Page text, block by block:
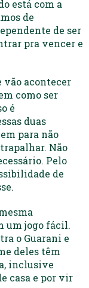
está com a
de
de ser
pra vencer e
vão acontecer
como ser
é
duas
para não
Não
Pelo
de
um jogo fácil.
o Guarani e
deles têm
inclusive
casa e por vir